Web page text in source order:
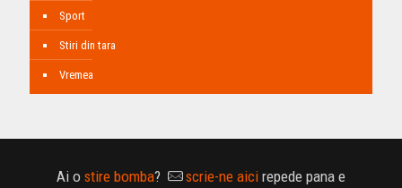
Sport
Stiri din tara
Vremea
Ai o stire bomba? scrie-ne aici repede pana e